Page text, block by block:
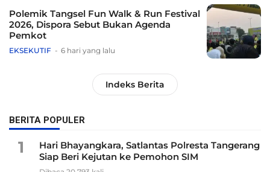
Polemik Tangsel Fun Walk & Run Festival
2026, Dispora Sebut Bukan Agenda
Pemkot
EKSEKUTIF 6 hari yang lalu
Indeks Berita
BERITA POPULER
1
Hari Bhayangkara, Satlantas Polresta Tangerang
Siap Beri Kejutan ke Pemohon SIM